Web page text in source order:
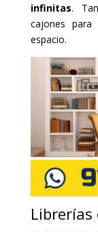
infinitas.
cajones
espacio.
Librerías